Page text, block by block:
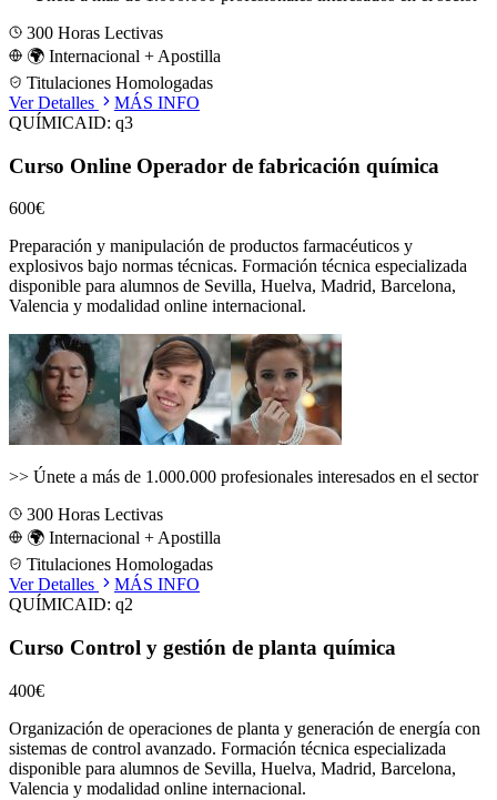
300 Horas Lectivas
🌍 Internacional + Apostilla
Titulaciones Homologadas
Ver Detalles
MÁS INFO
QUÍMICAID: q3
Curso Online Operador de fabricación química
600€
Preparación y manipulación de productos farmacéuticos y
explosivos bajo normas técnicas. Formación técnica especializada
disponible para alumnos de Sevilla, Huelva, Madrid, Barcelona,
Valencia y modalidad online internacional.
>> Únete a más de 1.000.000 profesionales interesados en el sector
300 Horas Lectivas
🌍 Internacional + Apostilla
Titulaciones Homologadas
Ver Detalles
MÁS INFO
QUÍMICAID: q2
Curso Control y gestión de planta química
400€
Organización de operaciones de planta y generación de energía con
sistemas de control avanzado. Formación técnica especializada
disponible para alumnos de Sevilla, Huelva, Madrid, Barcelona,
Valencia y modalidad online internacional.